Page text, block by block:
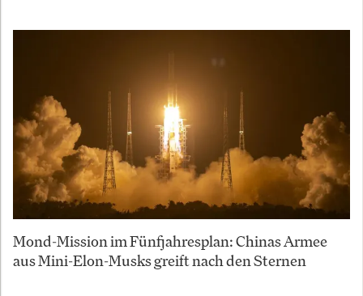
Mond-Mission im Fünfjahresplan: Chinas Armee
aus Mini-Elon-Musks greift nach den Sternen